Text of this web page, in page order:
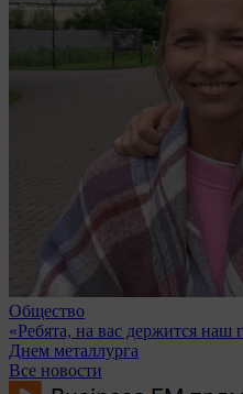
Общество
«Ребята, на вас держится наш
Днем металлурга
Все новости